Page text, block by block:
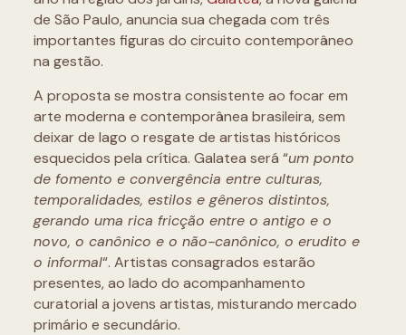
de São Paulo, anuncia sua chegada com três
importantes figuras do circuito contemporâneo
na gestão.
A proposta se mostra consistente ao focar em
arte moderna e contemporânea brasileira, sem
deixar de lago o resgate de artistas históricos
esquecidos pela crítica. Galatea será “um ponto
de fomento e convergência entre culturas,
temporalidades, estilos e gêneros distintos,
gerando uma rica fricção entre o antigo e o
novo, o canônico e o não-canônico, o erudito e
o informal“. Artistas consagrados estarão
presentes, ao lado do acompanhamento
curatorial a jovens artistas, misturando mercado
primário e secundário.